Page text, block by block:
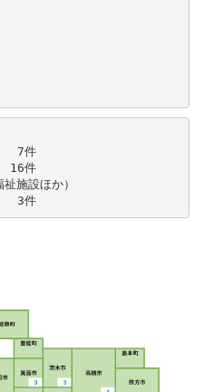
7件
16件
施設ほか）